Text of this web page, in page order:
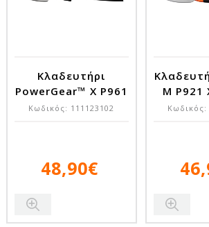
Κλαδευτήρι
PowerGear™ X P961
Κωδικός: 111123102
48,90€
M P921
Κωδικός: